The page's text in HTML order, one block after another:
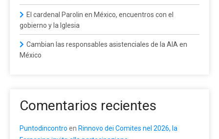
El cardenal Parolin en México, encuentros con el
gobierno y la Iglesia
Cambian las responsables asistenciales de la AIA en
México
Comentarios recientes
Puntodincontro en Rinnovo dei Comites nel 2026, la